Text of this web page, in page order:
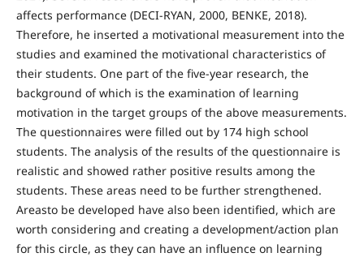
affects performance (DECI-RYAN, 2000, BENKE, 2018).
Therefore, he inserted a motivational measurement into the
studies and examined the motivational characteristics of
their students. One part of the five-year research, the
background of which is the examination of learning
motivation in the target groups of the above measurements.
The questionnaires were filled out by 174 high school
students. The analysis of the results of the questionnaire is
realistic and showed rather positive results among the
students. These areas need to be further strengthened.
Areasto be developed have also been identified, which are
worth considering and creating a development/action plan
for this circle, as they can have an influence on learning